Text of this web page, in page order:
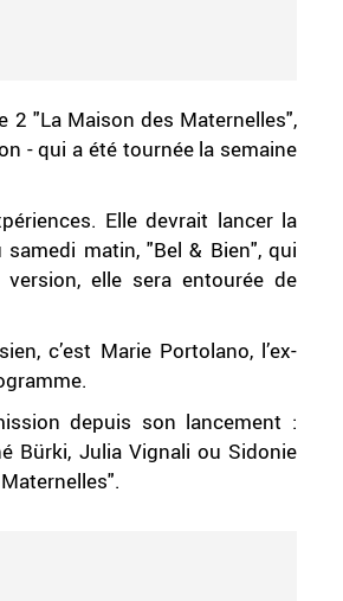
2 "La Maison des Maternelles",
- qui a été tournée la semaine
Elle devrait lancer la
matin, "Bel & Bien", qui
elle sera entourée de
c’est Marie Portolano, l’ex-
depuis son lancement :
Bürki, Julia Vignali ou Sidonie